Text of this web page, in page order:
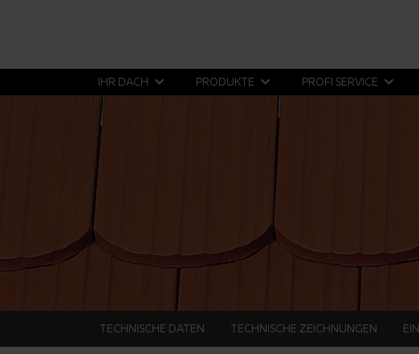
IHR DACH PRODUKTE PROFI SERVICE
TECHNISCHE DATEN TECHNISCHE ZEICHNUNGEN